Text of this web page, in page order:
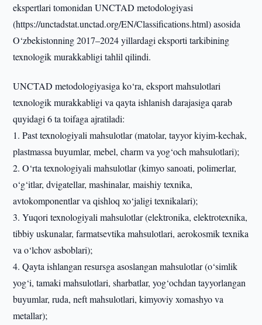
ekspertlari tomonidan UNCTAD metodologiyasi
(https://unctadstat.unctad.org/EN/Classifications.html) asosida
O‘zbekistonning 2017–2024 yillardagi eksporti tarkibining
texnologik murakkabligi tahlil qilindi.
UNCTAD metodologiyasiga ko‘ra, eksport mahsulotlari
texnologik murakkabligi va qayta ishlanish darajasiga qarab
quyidagi 6 ta toifaga ajratiladi:
1. Past texnologiyali mahsulotlar (matolar, tayyor kiyim-kechak,
plastmassa buyumlar, mebel, charm va yog‘och mahsulotlari);
2. O‘rta texnologiyali mahsulotlar (kimyo sanoati, polimerlar,
o‘g‘itlar, dvigatellar, mashinalar, maishiy texnika,
avtokomponentlar va qishloq xo‘jaligi texnikalari);
3. Yuqori texnologiyali mahsulotlar (elektronika, elektrotexnika,
tibbiy uskunalar, farmatsevtika mahsulotlari, aerokosmik texnika
va o‘lchov asboblari);
4. Qayta ishlangan resursga asoslangan mahsulotlar (o‘simlik
yog‘i, tamaki mahsulotlari, sharbatlar, yog‘ochdan tayyorlangan
buyumlar, ruda, neft mahsulotlari, kimyoviy xomashyo va
metallar);